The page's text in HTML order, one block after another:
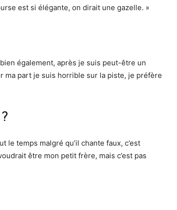
est si élégante, on dirait une gazelle. »
également, après je suis peut-être un
ma part je suis horrible sur la piste, je préfère
le temps malgré qu’il chante faux, c’est
être mon petit frère, mais c’est pas